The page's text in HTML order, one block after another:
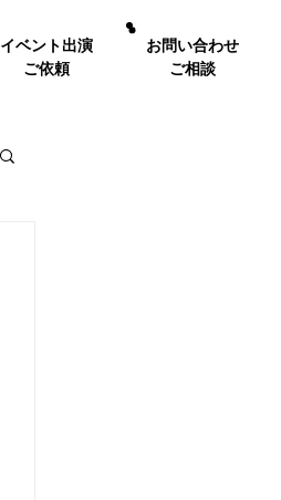
お問い合わせ
ご相談
イベント出演
ご依頼